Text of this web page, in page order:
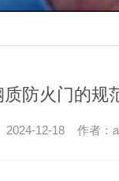
质防火门的规
2024-12-18 作者：